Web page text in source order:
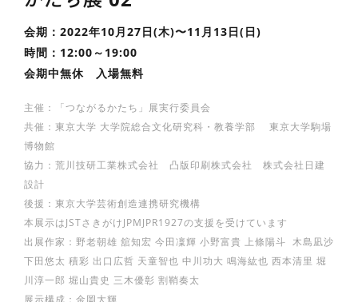
会期：2022年10月27日(木)〜11月13日(日)
時間：12:00～19:00
会期中無休 入場無料
主催：「つながるかたち」展実行委員会
共催：東京大学 大学院総合文化研究科・教養学部 東京大学駒場
博物館
協力：荒川技研工業株式会社 凸版印刷株式会社 株式会社日建
設計
後援：東京大学芸術創造連携研究機構
本展示はJSTさきがけJPMJPR1927の支援を受けています
出展作家：野老朝雄 舘知宏 今田凜輝 小野富貴 上條陽斗 木島凪沙
下田悠太 積彩 出口広哲 天童智也 中川功大 鳴海紘也 西本清里 堀
川淳一郎 堀山貴史 三木優彰 割鞘奏太
展示構成：金岡大輝